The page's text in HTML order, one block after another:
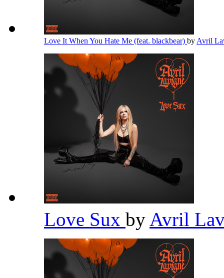
Love It When You Hate Me (feat. blackbear) by Avril
Love Sux by Avril